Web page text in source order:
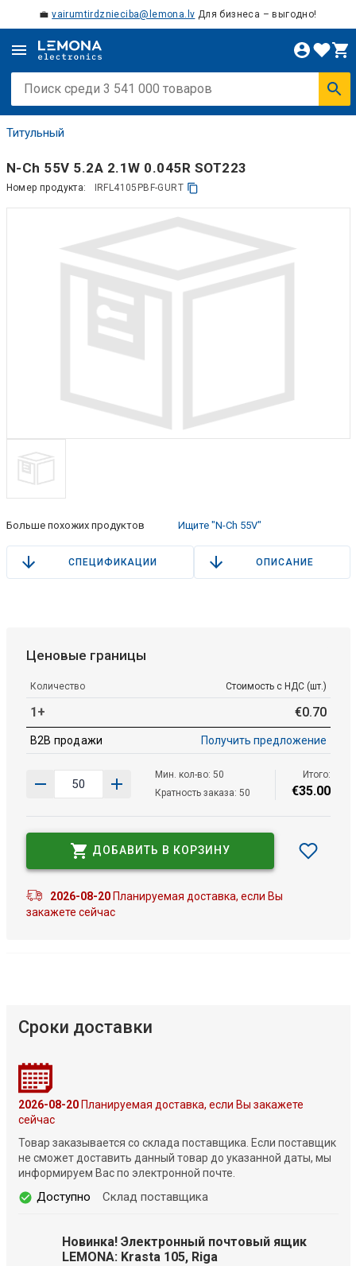
💼vairumtirdznieciba@lemona.lv Для бизнеса – выгодно!
Титульный
N-Ch 55V 5.2A 2.1W 0.045R SOT223
Номер продукта: IRFL4105PBF-GURT
Больше похожих продуктов Ищите "N-Ch 55V"
СПЕЦИФИКАЦИИ ОПИСАНИЕ
Ценовые границы
Количество Стоимость с НДС (шт.)
1+ €0.70
B2B продажи Получить предложение
Мин. кол-во: 50
Кратность заказа: 50
Итого:
€35.00
ДОБАВИТЬ В КОРЗИНУ
2026-08-20Планируемая доставка, если Вы
закажете сейчас
Сроки доставки
2026-08-20Планируемая доставка, если Вы закажете
сейчас
Товар заказывается со склада поставщика. Если поставщик
не сможет доставить данный товар до указанной даты, мы
информируем Вас по электронной почте.
Доступно Склад поставщика
Новинка! Электронный почтовый ящик
LEMONA: Krasta 105, Riga